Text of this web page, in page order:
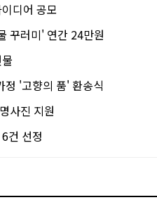
디어 공모
꾸러미' 연간 24만원
정 '고향의 품' 환송식
사진 지원
건 선정